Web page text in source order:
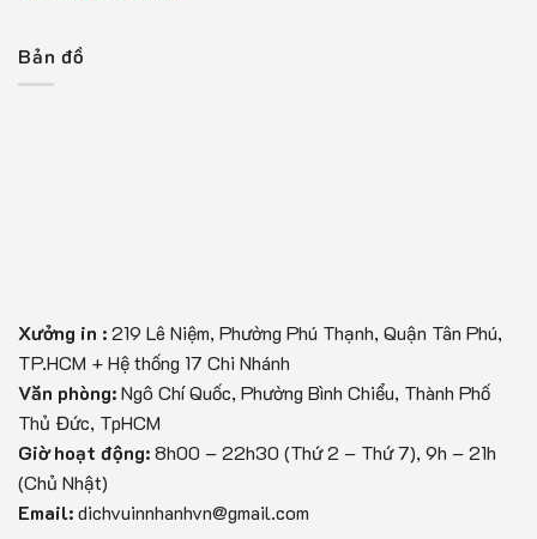
Bản đồ
Xưởng in :219 Lê Niệm, Phường Phú Thạnh, Quận Tân Phú,
TP.HCM + Hệ thống 17 Chi Nhánh
Văn phòng:Ngô Chí Quốc, Phường Bình Chiểu, Thành Phố
Thủ Đức, TpHCM
Giờ hoạt động:8h00 – 22h30 (Thứ 2 – Thứ 7), 9h – 21h
(Chủ Nhật)
Email:dichvuinnhanhvn@gmail.com